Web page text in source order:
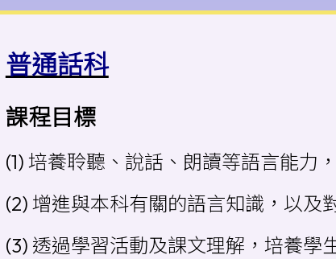
普通話科
課程目標
(1) 培養聆聽、說話、朗讀等語言能力
(2) 增進與本科有關的語言知識，以及
(3) 透過學習活動及課文理解，培養學